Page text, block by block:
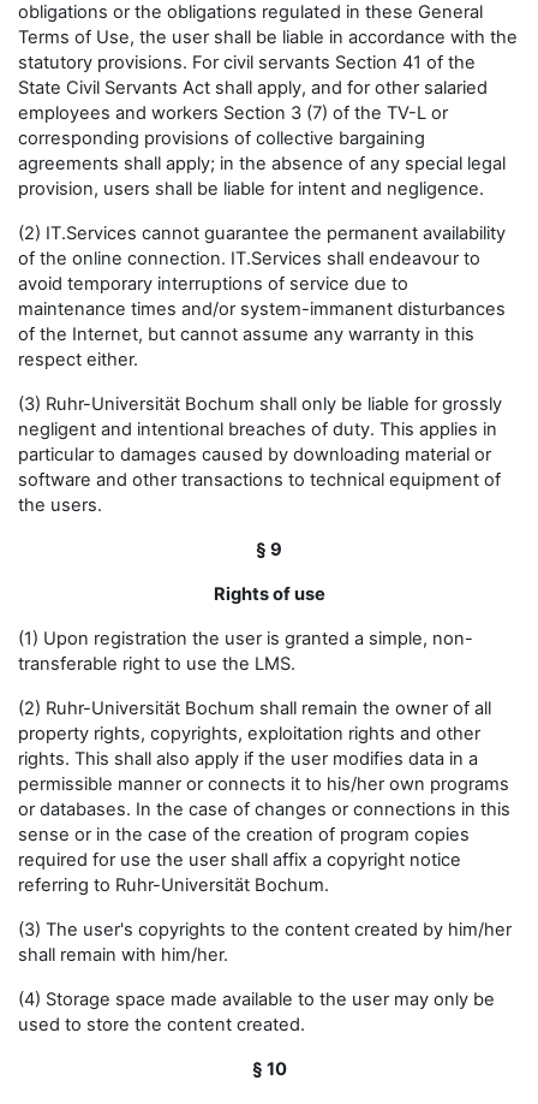
obligations or the obligations regulated in these General
Terms of Use, the user shall be liable in accordance with the
statutory provisions. For civil servants Section 41 of the
State Civil Servants Act shall apply, and for other salaried
employees and workers Section 3 (7) of the TV-L or
corresponding provisions of collective bargaining
agreements shall apply; in the absence of any special legal
provision, users shall be liable for intent and negligence.
(2) IT.Services cannot guarantee the permanent availability
of the online connection. IT.Services shall endeavour to
avoid temporary interruptions of service due to
maintenance times and/or system-immanent disturbances
of the Internet, but cannot assume any warranty in this
respect either.
(3) Ruhr-Universität Bochum shall only be liable for grossly
negligent and intentional breaches of duty. This applies in
particular to damages caused by downloading material or
software and other transactions to technical equipment of
the users.
§ 9
Rights of use
(1) Upon registration the user is granted a simple, non-
transferable right to use the LMS.
(2) Ruhr-Universität Bochum shall remain the owner of all
property rights, copyrights, exploitation rights and other
rights. This shall also apply if the user modifies data in a
permissible manner or connects it to his/her own programs
or databases. In the case of changes or connections in this
sense or in the case of the creation of program copies
required for use the user shall affix a copyright notice
referring to Ruhr-Universität Bochum.
(3) The user's copyrights to the content created by him/her
shall remain with him/her.
(4) Storage space made available to the user may only be
used to store the content created.
§ 10